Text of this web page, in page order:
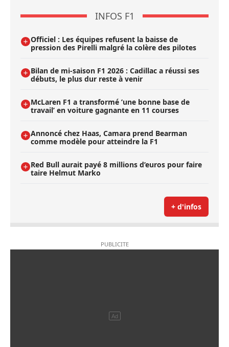
INFOS F1
Officiel : Les équipes refusent la baisse de
pression des Pirelli malgré la colère des pilotes
Bilan de mi-saison F1 2026 : Cadillac a réussi ses
débuts, le plus dur reste à venir
McLaren F1 a transformé ’une bonne base de
travail’ en voiture gagnante en 11 courses
Annoncé chez Haas, Camara prend Bearman
comme modèle pour atteindre la F1
Red Bull aurait payé 8 millions d’euros pour faire
taire Helmut Marko
+ d'infos